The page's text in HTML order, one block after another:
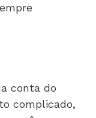
conta do
complicado,